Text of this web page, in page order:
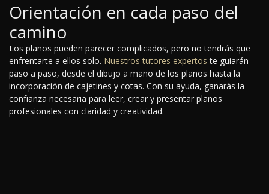
Orientación en cada paso del
camino
Los planos pueden parecer complicados, pero no tendrás que
enfrentarte a ellos solo. Nuestros tutores expertos te guiarán
paso a paso, desde el dibujo a mano de los planos hasta la
incorporación de cajetines y cotas. Con su ayuda, ganarás la
confianza necesaria para leer, crear y presentar planos
profesionales con claridad y creatividad.